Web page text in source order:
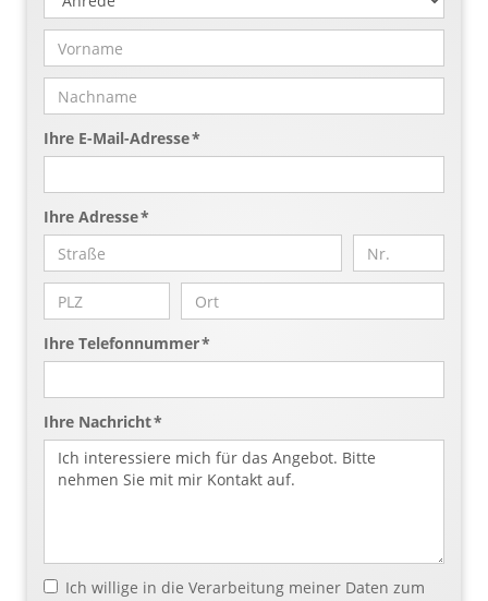
Ihre E-Mail-Adresse *
Ihre Adresse *
Ihre Telefonnummer *
Ihre Nachricht *
Ich willige in die Verarbeitung meiner Daten zum